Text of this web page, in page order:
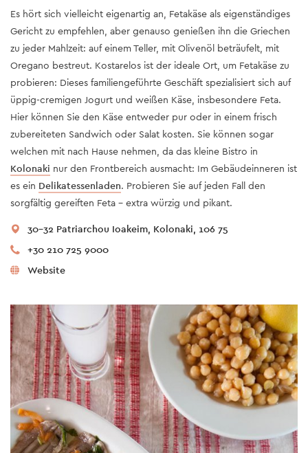
Es hört sich vielleicht eigenartig an, Fetakäse als eigenständiges
Gericht zu empfehlen, aber genauso genießen ihn die Griechen
zu jeder Mahlzeit: auf einem Teller, mit Olivenöl beträufelt, mit
Oregano bestreut. Kostarelos ist der ideale Ort, um Fetakäse zu
probieren: Dieses familiengeführte Geschäft spezialisiert sich auf
üppig-cremigen Jogurt und weißen Käse, insbesondere Feta.
Hier können Sie den Käse entweder pur oder in einem frisch
zubereiteten Sandwich oder Salat kosten. Sie können sogar
welchen mit nach Hause nehmen, da das kleine Bistro in
Kolonaki nur den Frontbereich ausmacht: Im Gebäudeinneren ist
es ein Delikatessenladen. Probieren Sie auf jeden Fall den
sorgfältig gereiften Feta – extra würzig und pikant.
30-32 Patriarchou Ioakeim, Kolonaki, 106 75
+30 210 725 9000
Website